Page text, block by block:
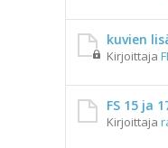
kuvien
Kirjoittaja
FS 15 ja
Kirjoittaja